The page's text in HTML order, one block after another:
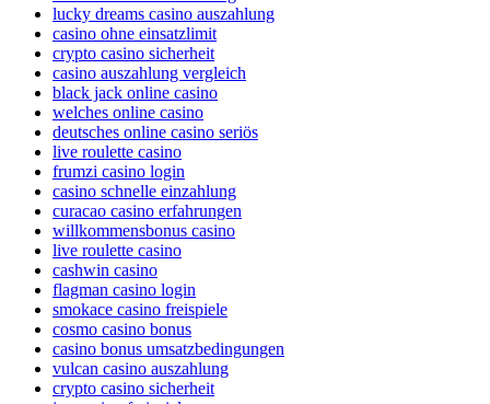
lucky dreams casino auszahlung
casino ohne einsatzlimit
crypto casino sicherheit
casino auszahlung vergleich
black jack online casino
welches online casino
deutsches online casino seriös
live roulette casino
frumzi casino login
casino schnelle einzahlung
curacao casino erfahrungen
willkommensbonus casino
live roulette casino
cashwin casino
flagman casino login
smokace casino freispiele
cosmo casino bonus
casino bonus umsatzbedingungen
vulcan casino auszahlung
crypto casino sicherheit